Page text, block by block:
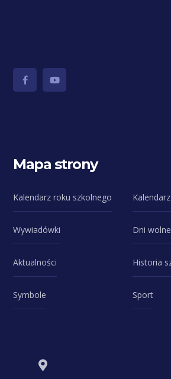
Mapa strony
Kalendarz roku szkolnego
Wywiadówki Dni wolne
Aktualności Historia
Symbole Sport